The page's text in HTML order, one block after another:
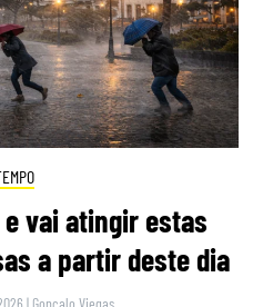
vai atingir estas
a partir deste dia
| Gonçalo Viegas